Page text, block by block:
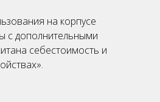
на корпусе
с дополнительными
себестоимость и
».